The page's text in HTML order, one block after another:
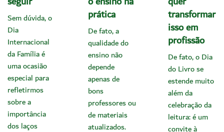
Sem dúvida, o
Dia
Internacional
da Família é
uma ocasião
especial para
refletirmos
sobre a
importância
dos laços
prática
De fato, a
qualidade do
ensino não
depende
apenas de
bons
professores ou
de materiais
atualizados.
transformar
isso em
profissão
De fato, o Dia
do Livro se
estende muito
além da
celebração da
leitura: é um
convite à